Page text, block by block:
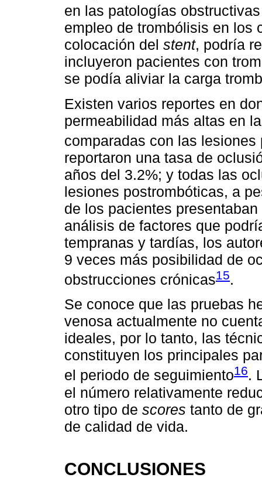
en las patologías
empleo de trombólisis en los
colocación del stent, podría
incluyeron pacientes con
se podía aliviar la carga
Existen varios reportes en
permeabilidad más altas en
comparadas con las
reportaron una tasa de
años del 3.2%; y todas las
lesiones postrombóticas, a
de los pacientes
análisis de factores que
tempranas y tardías, los
9 veces más posibilidad de
obstrucciones crónicas15.
Se conoce que las pruebas
venosa actualmente no
ideales, por lo tanto, las
constituyen los principales
el periodo de seguimiento16.
el número relativamente
otro tipo de scores tanto de
de calidad de vida.
CONCLUSIONES